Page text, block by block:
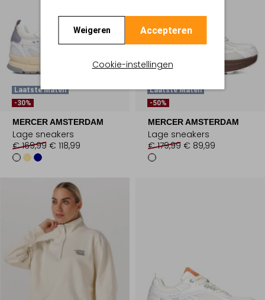
Weigeren Accepteren
Cookie-instellingen
Laatste Maten
-30%
MERCER AMSTERDAM
Lage sneakers
€ 169,99 € 118,99
Laatste Maten
-50%
MERCER AMSTERDAM
Lage sneakers
€ 179,99 € 89,99